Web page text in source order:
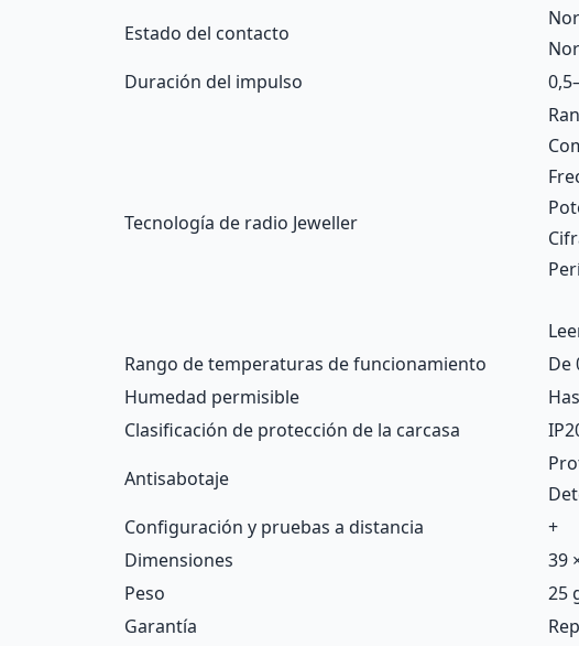
Estado del contacto
Duración del impulso
Tecnología de radio Jeweller
Rango de temperaturas de funcionamiento
De
Humedad permisible
Clasificación de protección de la carcasa
Antisabotaje
Configuración y pruebas a distancia
+
Dimensiones
39
Peso
25
Garantía